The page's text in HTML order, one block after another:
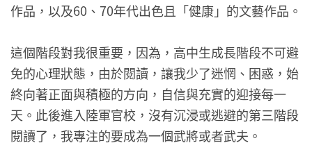
作品，以及60、70年代出色且「健康」的文藝作品。
這個階段對我很重要，因為，高中生成長階段不可避
免的心理狀態，由於閱讀，讓我少了迷惘、困惑，始
終向著正面與積極的方向，自信與充實的迎接每一
天。此後進入陸軍官校，沒有沉浸或逃避的第三階段
閱讀了，我專注的要成為一個武將或者武夫。